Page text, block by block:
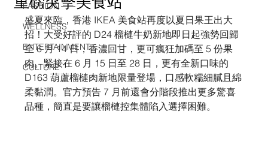
FASHION
WELLNESS
ENTERTAINMENT
CULTURE
盛夏來臨，香港 IKEA 美食站再度以夏日果王出大
招！大受好評的 D24 榴槤牛奶新地即日起強勢回歸
至 6 月 14 日，香濃回甘，更可瘋狂加碼至 5 份果
肉。緊接在 6 月 15 日至 28 日，更有全新口味的
D163 葫蘆榴槤肉新地限量登場，口感軟糯細膩且綿
柔黏潤。官方預告 7 月前還會分階段推出更多驚喜
品種，簡直是要讓榴槤控集體陷入選擇困難。